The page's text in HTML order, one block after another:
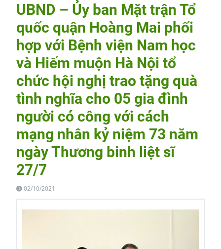
UBND – Ủy ban Mặt trận Tổ
quốc quận Hoàng Mai phối
hợp với Bệnh viện Nam học
và Hiếm muộn Hà Nội tổ
chức hội nghị trao tặng quà
tình nghĩa cho 05 gia đình
người có công với cách
mạng nhân kỷ niệm 73 năm
ngày Thương binh liệt sĩ
27/7
02/10/2021